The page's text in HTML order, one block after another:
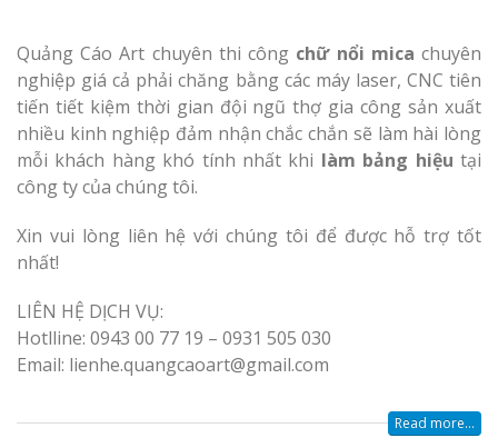
Quảng Cáo Art chuyên thi công chữ nổi mica chuyên
nghiệp giá cả phải chăng bằng các máy laser, CNC tiên
tiến tiết kiệm thời gian đội ngũ thợ gia công sản xuất
nhiều kinh nghiệp đảm nhận chắc chắn sẽ làm hài lòng
mỗi khách hàng khó tính nhất khi làm bảng hiệu tại
công ty của chúng tôi.
Xin vui lòng liên hệ với chúng tôi để được hỗ trợ tốt
nhất!
LIÊN HỆ DỊCH VỤ:
Hotlline: 0943 00 77 19 – 0931 505 030
Email: lienhe.quangcaoart@gmail.com
Read more...
Làm Hộp
Mỏng Nghệ
Hút